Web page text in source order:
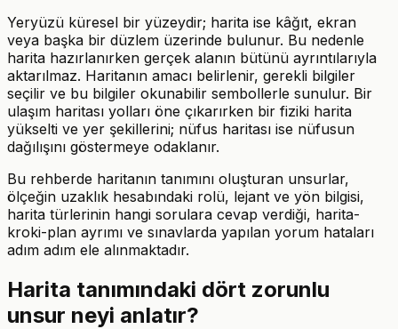
Yeryüzü küresel bir yüzeydir; harita ise kâğıt, ekran
veya başka bir düzlem üzerinde bulunur. Bu nedenle
harita hazırlanırken gerçek alanın bütünü ayrıntılarıyla
aktarılmaz. Haritanın amacı belirlenir, gerekli bilgiler
seçilir ve bu bilgiler okunabilir sembollerle sunulur. Bir
ulaşım haritası yolları öne çıkarırken bir fiziki harita
yükselti ve yer şekillerini; nüfus haritası ise nüfusun
dağılışını göstermeye odaklanır.
Bu rehberde haritanın tanımını oluşturan unsurlar,
ölçeğin uzaklık hesabındaki rolü, lejant ve yön bilgisi,
harita türlerinin hangi sorulara cevap verdiği, harita-
kroki-plan ayrımı ve sınavlarda yapılan yorum hataları
adım adım ele alınmaktadır.
Harita tanımındaki dört zorunlu
unsur neyi anlatır?